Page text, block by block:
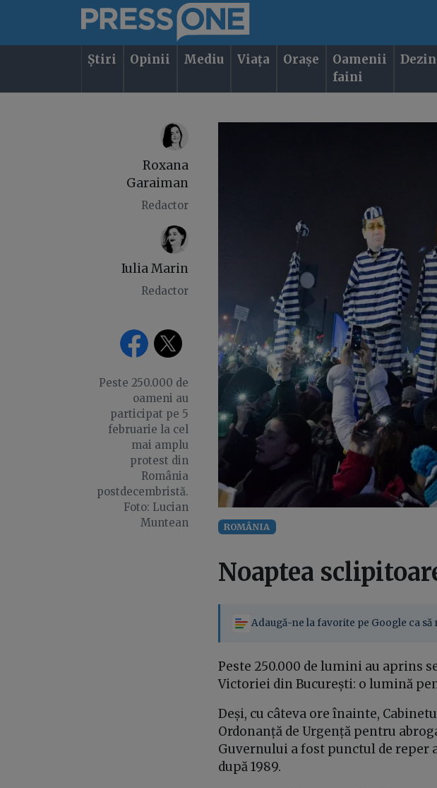
Știri Opinii Mediu Viața Orașe
Oamenii
faini
Roxana
Garaiman
Redactor
Iulia Marin
Redactor
Peste 250.000 de
oameni au
participat pe 5
februarie la cel
mai amplu
protest din
România
postdecembristă.
Foto: Lucian
Muntean
ROMÂNIA
Noaptea
Adaugă-ne la favorite pe Google ca
Peste 250.000 de lumini au aprins
Victoriei din București: o lumină
Deși, cu câteva ore înainte,
Ordonanță de Urgență pentru
Guvernului a fost punctul de reper
după 1989.